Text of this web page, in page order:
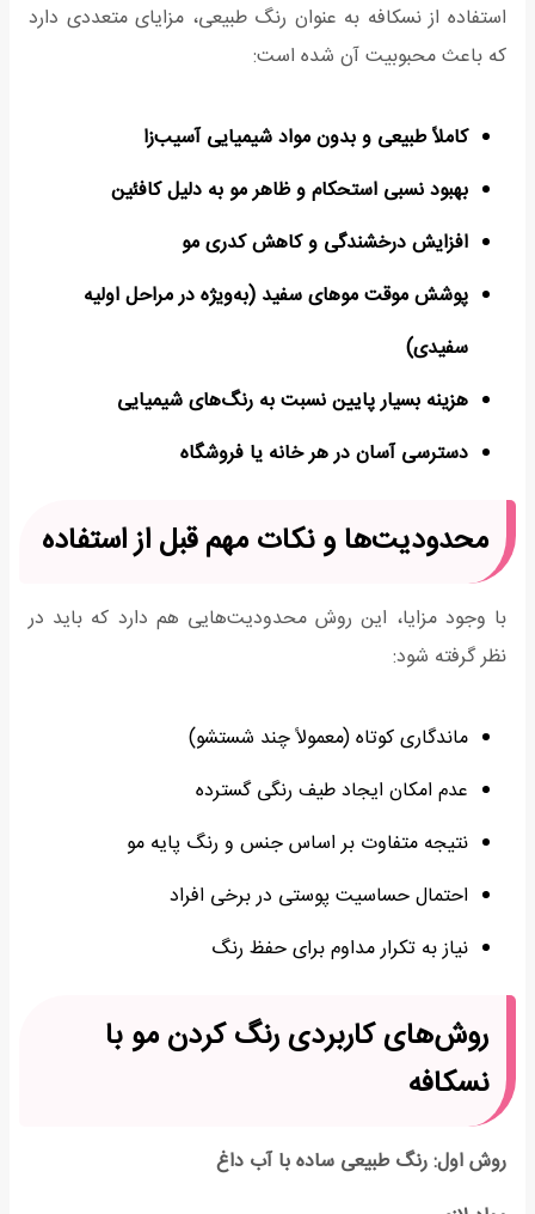
استفاده از نسکافه به عنوان رنگ طبیعی، مزایای متعددی دارد
که باعث محبوبیت آن شده است:
کاملاً طبیعی و بدون مواد شیمیایی آسیب‌زا
بهبود نسبی استحکام و ظاهر مو به دلیل کافئین
افزایش درخشندگی و کاهش کدری مو
پوشش موقت موهای سفید (به‌ویژه در مراحل اولیه
سفیدی)
هزینه بسیار پایین نسبت به رنگ‌های شیمیایی
دسترسی آسان در هر خانه یا فروشگاه
محدودیت‌ها و نکات مهم قبل از استفاده
با وجود مزایا، این روش محدودیت‌هایی هم دارد که باید در
نظر گرفته شود:
ماندگاری کوتاه (معمولاً چند شستشو)
عدم امکان ایجاد طیف رنگی گسترده
نتیجه متفاوت بر اساس جنس و رنگ پایه مو
احتمال حساسیت پوستی در برخی افراد
نیاز به تکرار مداوم برای حفظ رنگ
روش‌های کاربردی رنگ کردن مو با
نسکافه
روش اول: رنگ طبیعی ساده با آب داغ